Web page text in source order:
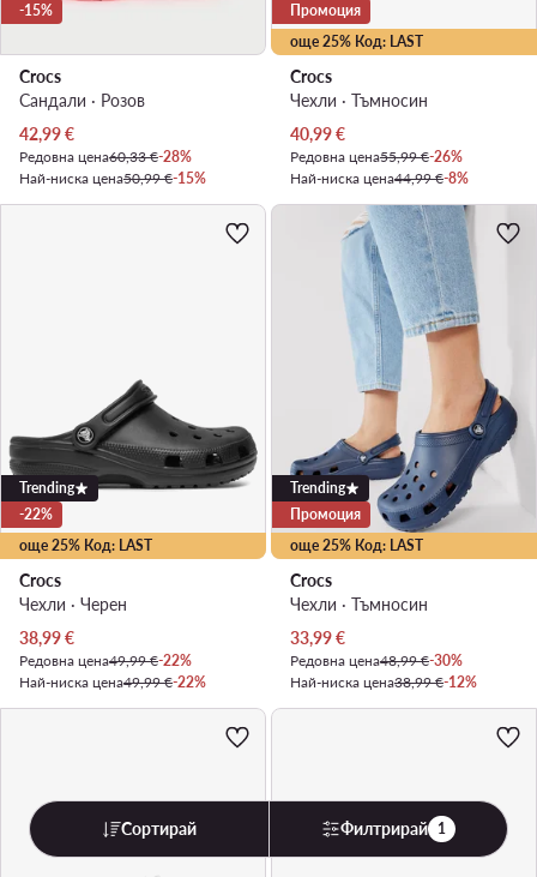
-15%
Crocs
Сандали · Розов
Актуална цена
42,99€
Редовна цена60,33 €-28%
Най-ниска цена50,99 €-15%
още 25% Код: LAST
Промоция
Crocs
Чехли · Тъмносин
Актуална цена
40,99€
Редовна цена55,99 €-26%
Най-ниска цена44,99 €-8%
още 25% Код: LAST
Trending
-22%
Crocs
Чехли · Черен
Актуална цена
38,99€
Редовна цена49,99 €-22%
Най-ниска цена49,99 €-22%
още 25% Код: LAST
Trending
Промоция
Crocs
Чехли · Тъмносин
Актуална цена
33,99€
Редовна цена48,99 €-30%
Най-ниска цена38,99 €-12%
Сортирай Филтрирай 1